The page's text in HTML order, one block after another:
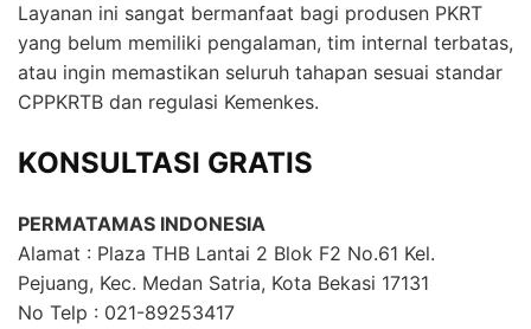
Layanan ini sangat bermanfaat bagi produsen PKRT
yang belum memiliki pengalaman, tim internal terbatas,
atau ingin memastikan seluruh tahapan sesuai standar
CPPKRTB dan regulasi Kemenkes.
KONSULTASI GRATIS
PERMATAMAS INDONESIA
Alamat : Plaza THB Lantai 2 Blok F2 No.61 Kel.
Pejuang, Kec. Medan Satria, Kota Bekasi 17131
No Telp : 021-89253417